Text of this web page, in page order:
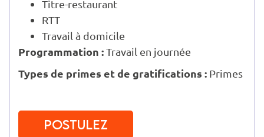
Titre-restaurant
RTT
Travail à domicile
Programmation :Travail en journée
Types de primes et de gratifications : Primes
Postulez